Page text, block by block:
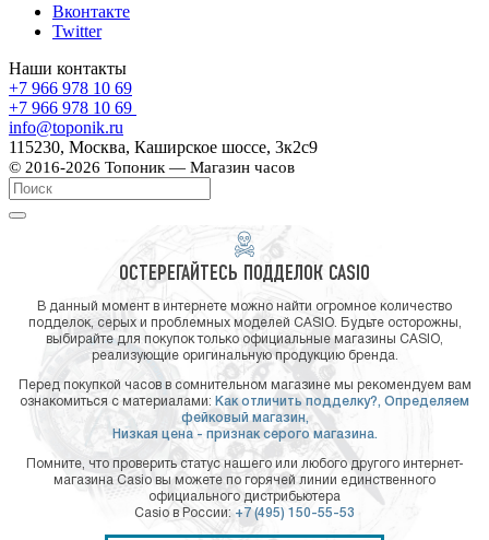
Вконтакте
Twitter
Наши контакты
+7 966 978 10 69
+7 966 978 10 69
info@toponik.ru
115230, Москва, Каширское шоссе, 3к2с9
© 2016-2026 Топоник — Магазин часов
ОСТЕРЕГАЙТЕСЬ ПОДДЕЛОК CASIO
В данный момент в интернете можно найти огромное количество
подделок, серых и проблемных моделей CASIO. Будьте осторожны,
выбирайте для покупок только официальные магазины CASIO,
реализующие оригинальную продукцию бренда.
Перед покупкой часов в сомнительном магазине мы рекомендуем вам
ознакомиться с материалами: Как отличить подделку?, Определяем
фейковый магазин,
Низкая цена - признак серого магазина.
Помните, что проверить статус нашего или любого другого интернет-
магазина Casio вы можете по горячей линии единственного
официального дистрибьютера
Casio в России: +7 (495) 150-55-53